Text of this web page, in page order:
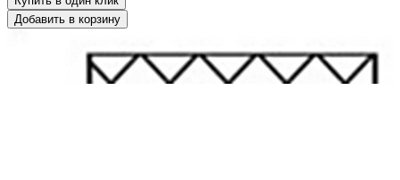
Добавить в корзину